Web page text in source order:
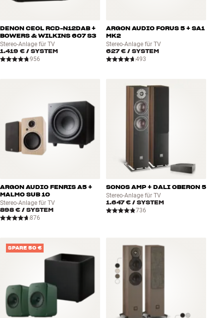
DENON CEOL RCD-N12DAB +
BOWERS & WILKINS 607 S3
Stereo-Anlage für TV
1.419 € / SYSTEM
956
ARGON AUDIO FORUS 5 + SA1
MK2
Stereo-Anlage für TV
627 € / SYSTEM
493
ARGON AUDIO FENRIS A5 +
MALMO SUB 10
Stereo-Anlage für TV
898 € / SYSTEM
876
SONOS AMP + DALI OBERON 5
Stereo-Anlage für TV
1.647 € / SYSTEM
736
SPARE 50 €